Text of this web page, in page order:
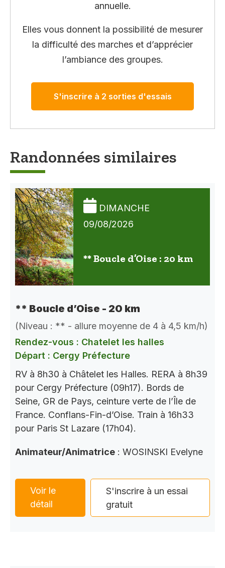
annuelle.
Elles vous donnent la possibilité de mesurer
la difficulté des marches et d’apprécier
l’ambiance des groupes.
S'inscrire à 2 sorties d'essais
Randonnées similaires
DIMANCHE
09/08/2026
** Boucle d’Oise : 20 km
** Boucle d’Oise - 20 km
(Niveau : ** - allure moyenne de 4 à 4,5 km/h)
Rendez-vous : Chatelet les halles
Départ : Cergy Préfecture
RV à 8h30 à Châtelet les Halles. RERA à 8h39
pour Cergy Préfecture (09h17). Bords de
Seine, GR de Pays, ceinture verte de l’Île de
France. Conflans-Fin-d’Oise. Train à 16h33
pour Paris St Lazare (17h04).
Animateur/Animatrice : WOSINSKI Evelyne
Voir le
détail
S'inscrire à un essai
gratuit